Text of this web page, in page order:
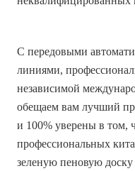
С передовыми
линиями,
независимой
обещаем вам лучший
и 100% уверены в том,
профессиональных
зеленую пеновую